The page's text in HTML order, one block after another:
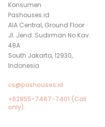
Konsumen
Pashouses.id
AIA Central, Ground Floor
Jl. Jend. Sudirman No.Kav.
48A
South Jakarta, 12930,
Indonesia
cs@pashouses.id
+62855-7467-7401 (Call
only)